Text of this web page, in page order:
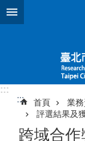
跳到主要內容區塊
:::
:::
首頁 業
評選結果及
跨域合作